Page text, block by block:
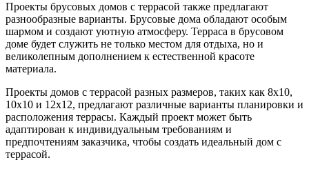
Проекты брусовых домов с террасой также предлагают
разнообразные варианты. Брусовые дома обладают особым
шармом и создают уютную атмосферу. Терраса в брусовом
доме будет служить не только местом для отдыха, но и
великолепным дополнением к естественной красоте
материала.
Проекты домов с террасой разных размеров, таких как 8х10,
10х10 и 12х12, предлагают различные варианты планировки и
расположения террасы. Каждый проект может быть
адаптирован к индивидуальным требованиям и
предпочтениям заказчика, чтобы создать идеальный дом с
террасой.